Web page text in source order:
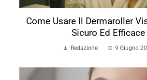
Come Usare Il Dermaroller
Sicuro Ed Efficace
Redazione 9 Giugno